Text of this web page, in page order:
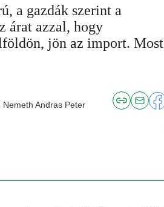
a gazdák szerint a
árat azzal, hogy
jön az import. Most
Andras Peter